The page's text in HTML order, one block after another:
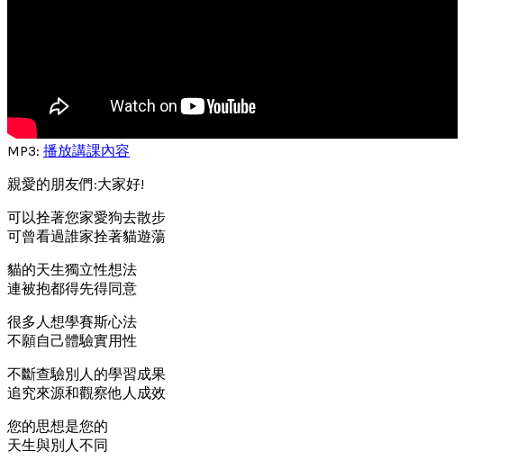
MP3: 播放講課內容
親愛的朋友們:大家好!
可以拴著您家愛狗去散步
可曾看過誰家拴著貓遊蕩
貓的天生獨立性想法
連被抱都得先得同意
很多人想學賽斯心法
不願自己體驗實用性
不斷查驗別人的學習成果
追究來源和觀察他人成效
您的思想是您的
天生與別人不同